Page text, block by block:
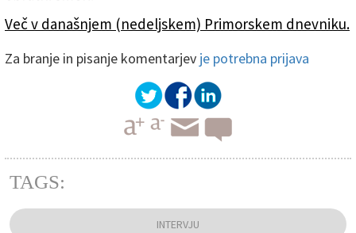
Več v današnjem (nedeljskem) Primorskem dnevniku.
Za branje in pisanje komentarjev je potrebna prijava
TAGS:
INTERVJU